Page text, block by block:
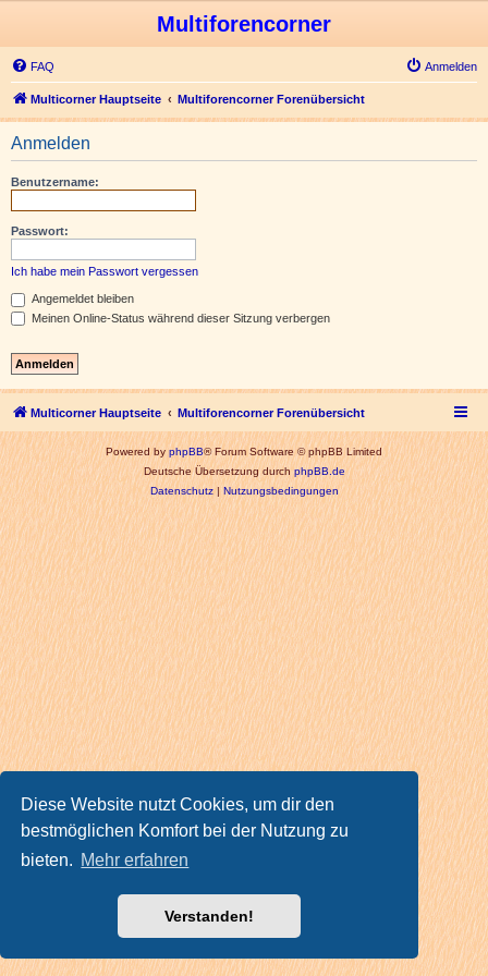
Diese Website nutzt Cookies, um dir den
bestmöglichen Komfort bei der Nutzung zu
bieten. Mehr erfahren
Verstanden!
Multiforencorner
FAQ Anmelden
Multicorner Hauptseite Multiforencorner Forenübersicht
Anmelden
Benutzername:
Passwort:
Ich habe mein Passwort vergessen
Angemeldet bleiben
Meinen Online-Status während dieser Sitzung verbergen
Multicorner Hauptseite Multiforencorner Forenübersicht
Powered byphpBB® Forum Software © phpBB Limited
Deutsche Übersetzung durchphpBB.de
Datenschutz| Nutzungsbedingungen